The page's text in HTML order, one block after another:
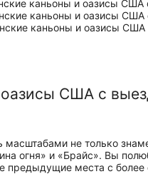
США с
масштабами не только
огня» и «Брайс». Вы
предыдущие места с